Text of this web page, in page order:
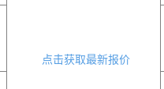
点击获取最新报价